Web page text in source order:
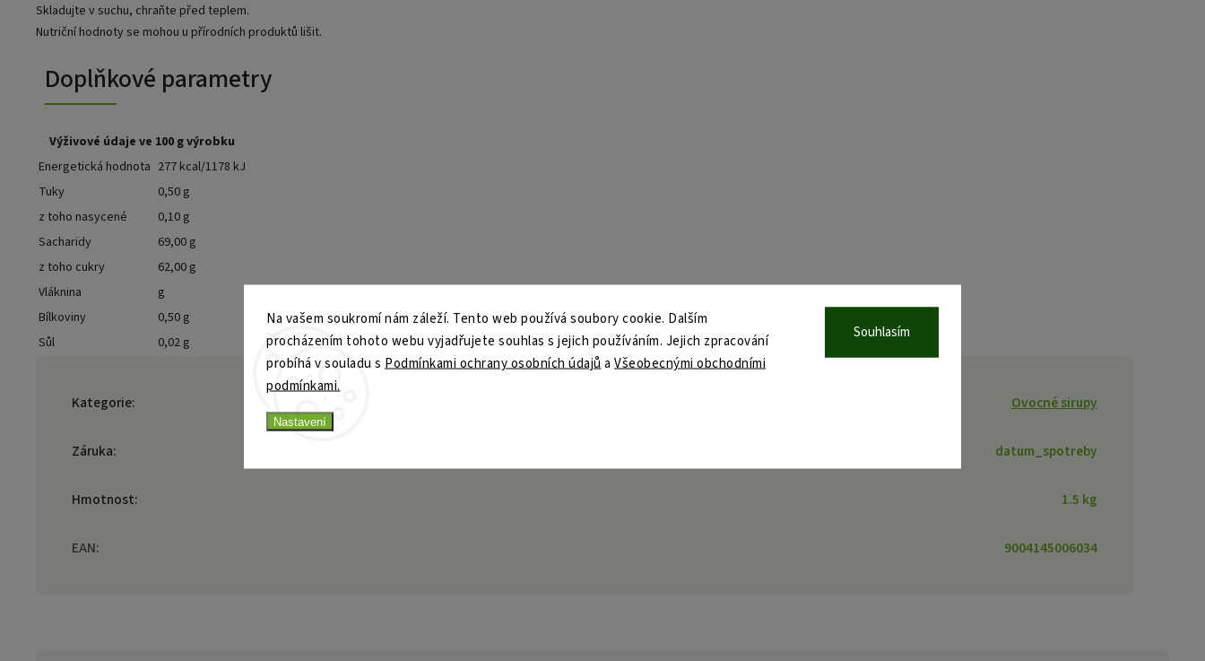
Na vašem soukromí nám záleží. Tento web používá soubory cookie. Dalším
procházením tohoto webu vyjadřujete souhlas s jejich používáním. Jejich zpracování
probíhá v souladu s Podmínkami ochrany osobních údajůa Všeobecnými obchodními
podmínkami.
Nastavení
Souhlasím
Skladujte v suchu, chraňte před teplem.
Nutriční hodnoty se mohou u přírodních produktů lišit.
Doplňkové parametry
Výživové údaje ve 100 g výrobku
Energetická hodnota 277 kcal/1178 kJ
Tuky
0,50 g
z toho nasycené
0,10 g
Sacharidy
69,00 g
z toho cukry
62,00 g
Vláknina
g
Bílkoviny
0,50 g
Sůl
0,02 g
Kategorie: Ovocné sirupy
Záruka: datum_spotreby
Hmotnost: 1.5 kg
EAN: 9004145006034